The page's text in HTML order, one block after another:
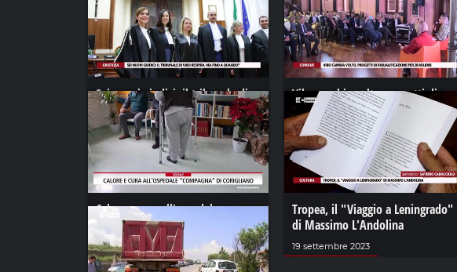
Sei nuovi giudici: il tribunale di
Vibo respira, ma fino a quando?
30 novembre 2022
Vibo cambia volto, progetti di
riqualificazione per 20 milioni
20 ottobre 2023
Calore e cura all’ospedale
“compagna” di Corigliano
23 dicembre 2023
Tropea, il "Viaggio a Leningrado"
di Massimo L'Andolina
19 settembre 2023